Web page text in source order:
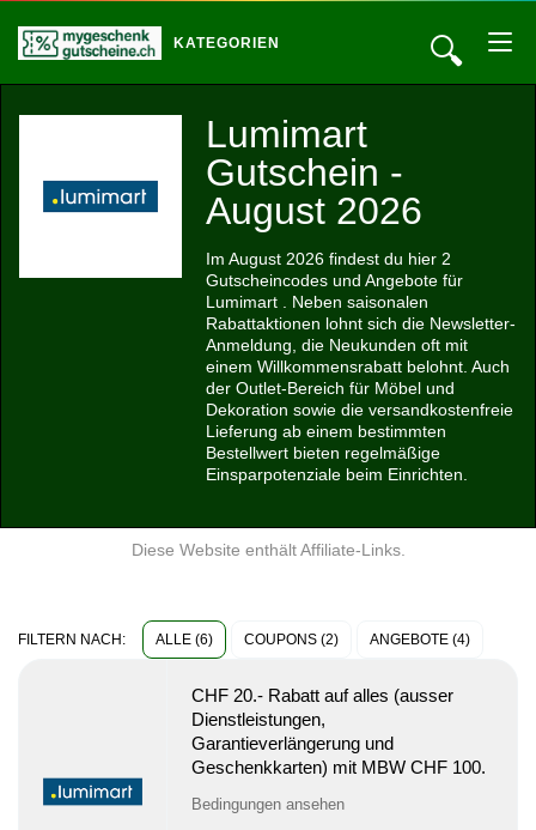
🔍
KATEGORIEN
Lumimart
Gutschein -
August 2026
Im August 2026 findest du hier 2
Gutscheincodes und Angebote für
Lumimart . Neben saisonalen
Rabattaktionen lohnt sich die Newsletter-
Anmeldung, die Neukunden oft mit
einem Willkommensrabatt belohnt. Auch
der Outlet-Bereich für Möbel und
Dekoration sowie die versandkostenfreie
Lieferung ab einem bestimmten
Bestellwert bieten regelmäßige
Einsparpotenziale beim Einrichten.
Diese Website enthält Affiliate-Links.
FILTERN NACH: ALLE (6) COUPONS (2) ANGEBOTE (4)
CHF 20.- Rabatt auf alles (ausser
Dienstleistungen,
Garantieverlängerung und
Geschenkkarten) mit MBW CHF 100.
Bedingungen ansehen